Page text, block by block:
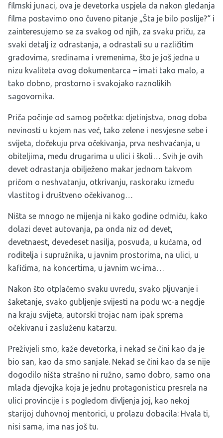
filmski junaci, ova je devetorka uspjela da nakon gledanja
filma postavimo ono čuveno pitanje „Šta je bilo poslije?“ i
zainteresujemo se za svakog od njih, za svaku priču, za
svaki detalj iz odrastanja, a odrastali su u različitim
gradovima, sredinama i vremenima, što je još jedna u
nizu kvaliteta ovog dokumentarca – imati tako malo, a
tako dobno, prostorno i svakojako raznolikih
sagovornika.
Priča počinje od samog početka: djetinjstva, onog doba
nevinosti u kojem nas već, tako zelene i nesvjesne sebe i
svijeta, dočekuju prva očekivanja, prva neshvaćanja, u
obiteljima, među drugarima u ulici i školi… Svih je ovih
devet odrastanja obilježeno makar jednom takvom
pričom o neshvatanju, otkrivanju, raskoraku između
vlastitog i društveno očekivanog…
Ništa se mnogo ne mijenja ni kako godine odmiču, kako
dolazi devet autovanja, pa onda niz od devet,
devetnaest, devedeset nasilja, posvuda, u kućama, od
roditelja i supružnika, u javnim prostorima, na ulici, u
kafićima, na koncertima, u javnim wc-ima…
Nakon što otplačemo svaku uvredu, svako pljuvanje i
šaketanje, svako gubljenje svijesti na podu wc-a negdje
na kraju svijeta, autorski trojac nam ipak sprema
očekivanu i zasluženu katarzu.
Preživjeli smo, kaže devetorka, i nekad se čini kao da je
bio san, kao da smo sanjale. Nekad se čini kao da se nije
dogodilo ništa strašno ni ružno, samo dobro, samo ona
mlada djevojka koja je jednu protagonisticu presrela na
ulici provincije i s pogledom divljenja joj, kao nekoj
starijoj duhovnoj mentorici, u prolazu dobacila: Hvala ti,
nisi sama, ima nas još tu.